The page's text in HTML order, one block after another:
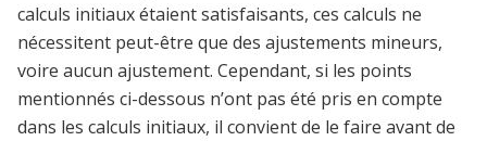
calculs initiaux étaient satisfaisants, ces calculs ne
nécessitent peut-être que des ajustements mineurs,
voire aucun ajustement. Cependant, si les points
mentionnés ci-dessous n’ont pas été pris en compte
dans les calculs initiaux, il convient de le faire avant de